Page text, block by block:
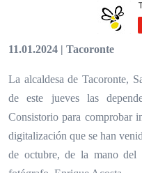
11.01.2024 | Tacoronte
La alcaldesa de Tacoronte,
de este jueves las
Consistorio para comprobar
digitalización que se han
de octubre, de la mano del